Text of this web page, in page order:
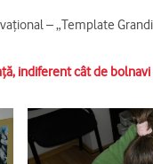
– „Template
indiferent cât de